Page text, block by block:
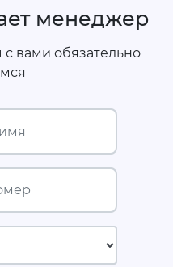
менеджер
с вами обязательно